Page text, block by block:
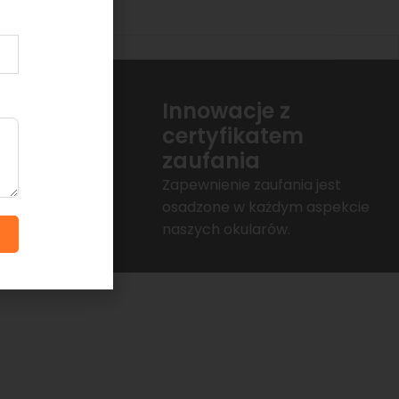
przez
Innowacje z
certyfikatem
zaufania
Zapewnienie zaufania jest
osadzone w każdym aspekcie
naszych okularów.